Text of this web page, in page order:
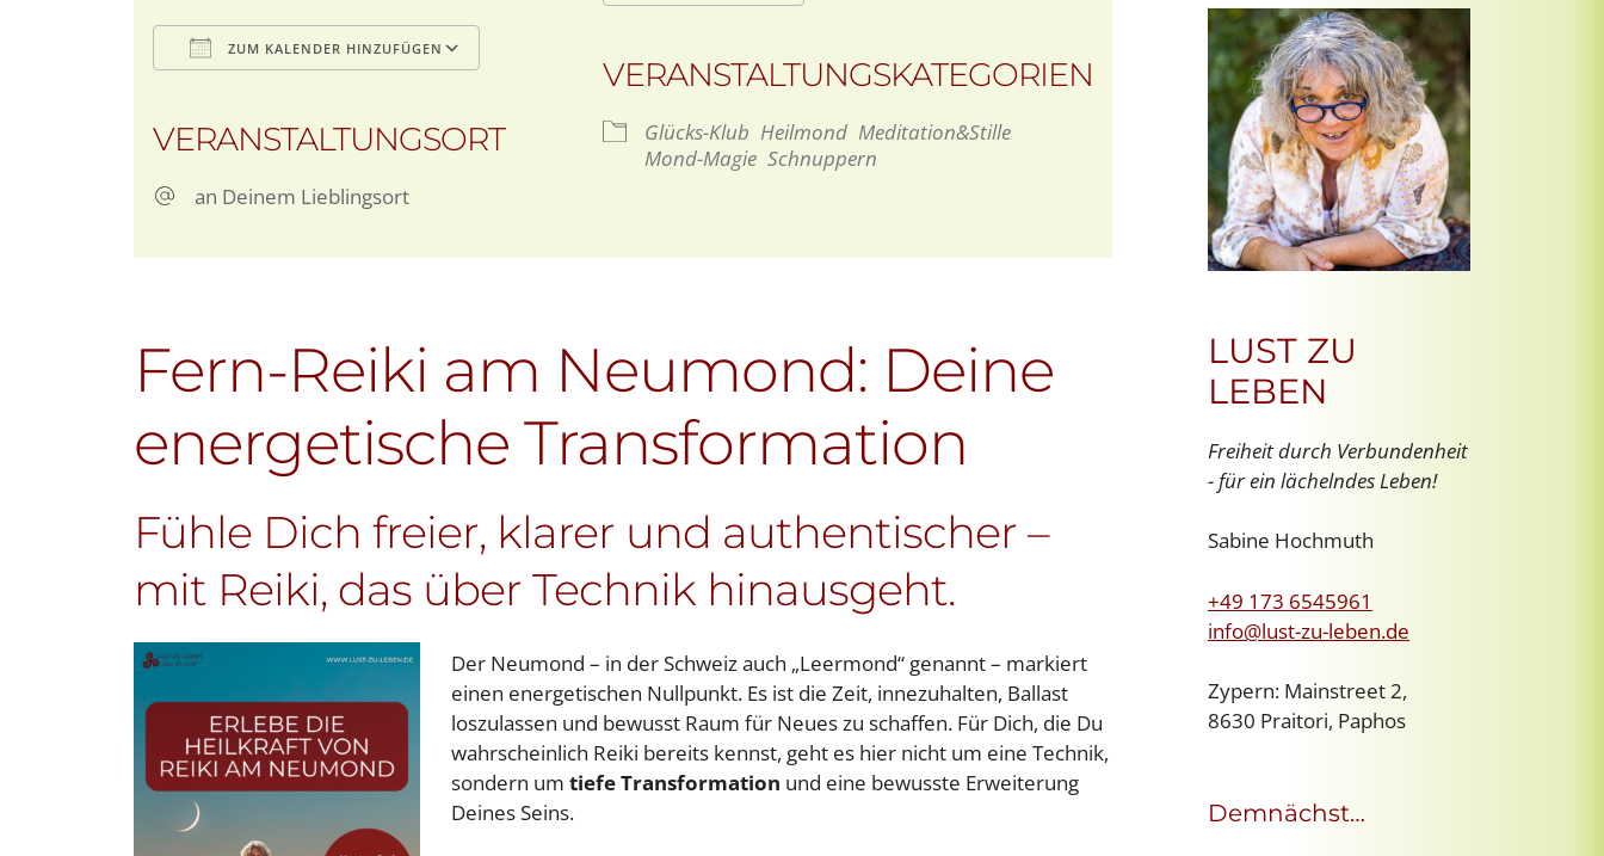
ZUM KALENDER HINZUFÜGEN
Google Kalender iCalendar Office 365 Outlook Live
VERANSTALTUNGSORT
an Deinem Lieblingsort
VERANSTALTUNGSKATEGORIEN
Glücks-Klub Heilmond Meditation&Stille
Mond-Magie Schnuppern
Fern-Reiki am Neumond: Deine
energetische Transformation
Fühle Dich freier, klarer und authentischer –
mit Reiki, das über Technik hinausgeht.
Der Neumond – in der Schweiz auch „Leermond“ genannt – markiert
einen energetischen Nullpunkt. Es ist die Zeit, innezuhalten, Ballast
loszulassen und bewusst Raum für Neues zu schaffen. Für Dich, die Du
wahrscheinlich Reiki bereits kennst, geht es hier nicht um eine Technik,
sondern um tiefe Transformation und eine bewusste Erweiterung
Deines Seins.
LUST ZU
LEBEN
Freiheit durch Verbundenheit
- für ein lächelndes Leben!
Sabine Hochmuth
+49 173 6545961
info@lust-zu-leben.de
Zypern: Mainstreet 2,
8630 Praitori, Paphos
Demnächst…